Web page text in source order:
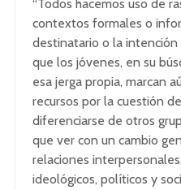
“Todos hacemos uso de
contextos formales o
destinatario o la intención
que los jóvenes, en su
esa jerga propia, marcan
recursos por la cuestión
diferenciarse de otros
que ver con un cambio
relaciones
ideológicos, políticos y